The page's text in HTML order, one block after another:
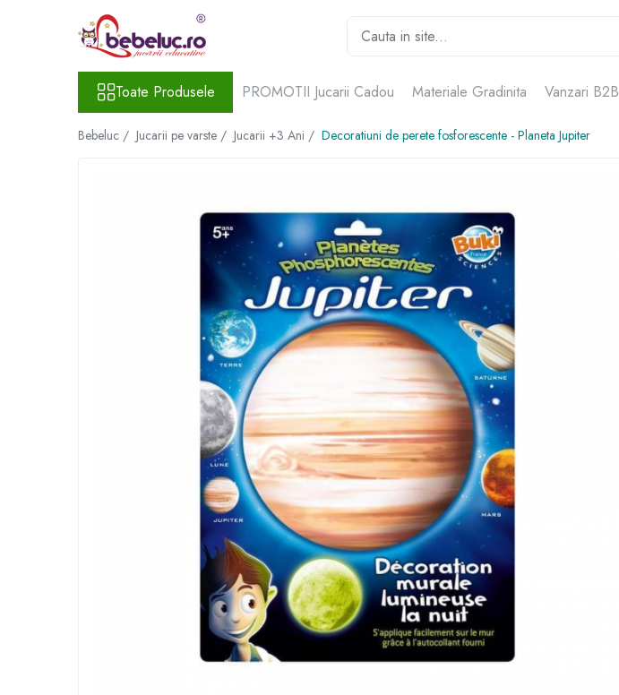
Toate Produsele
Set constructie copii
Toate Produsele PROMOTII Jucarii Cadou Materiale Gradinita Vanzari B2B
Bebeluc / Jucarii pe varste / Jucarii +3 Ani / Decoratiuni de perete fosforescente - Planeta Jupiter